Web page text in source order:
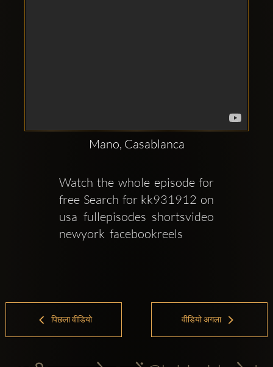
Mano, Casablanca
Watch the whole episode for
free Search for kk931912 on
usa  fullepisodes  shortsvideo
newyork  facebookreels
पिछला वीडियो वीडियो अगला